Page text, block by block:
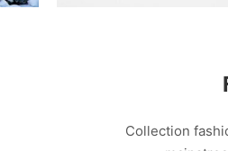
Collection